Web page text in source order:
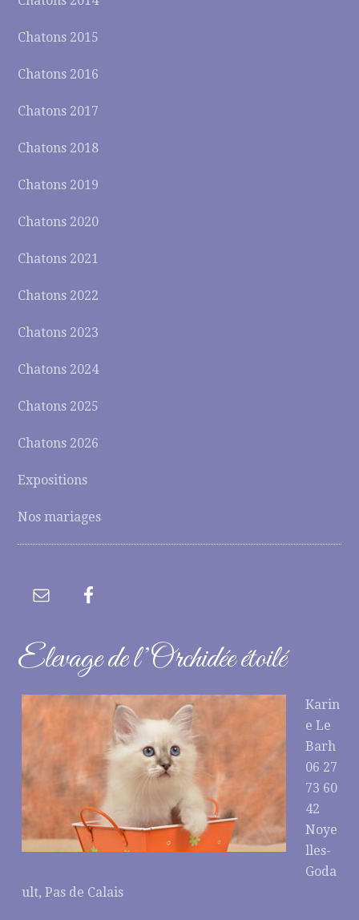
Chatons 2015
Chatons 2016
Chatons 2017
Chatons 2018
Chatons 2019
Chatons 2020
Chatons 2021
Chatons 2022
Chatons 2023
Chatons 2024
Chatons 2025
Chatons 2026
Expositions
Nos mariages
Elevage de l’Orchidée étoilé
Karin
e Le
Barh
06 27
73 60
42
Noye
lles-
Goda
ult, Pas de Calais